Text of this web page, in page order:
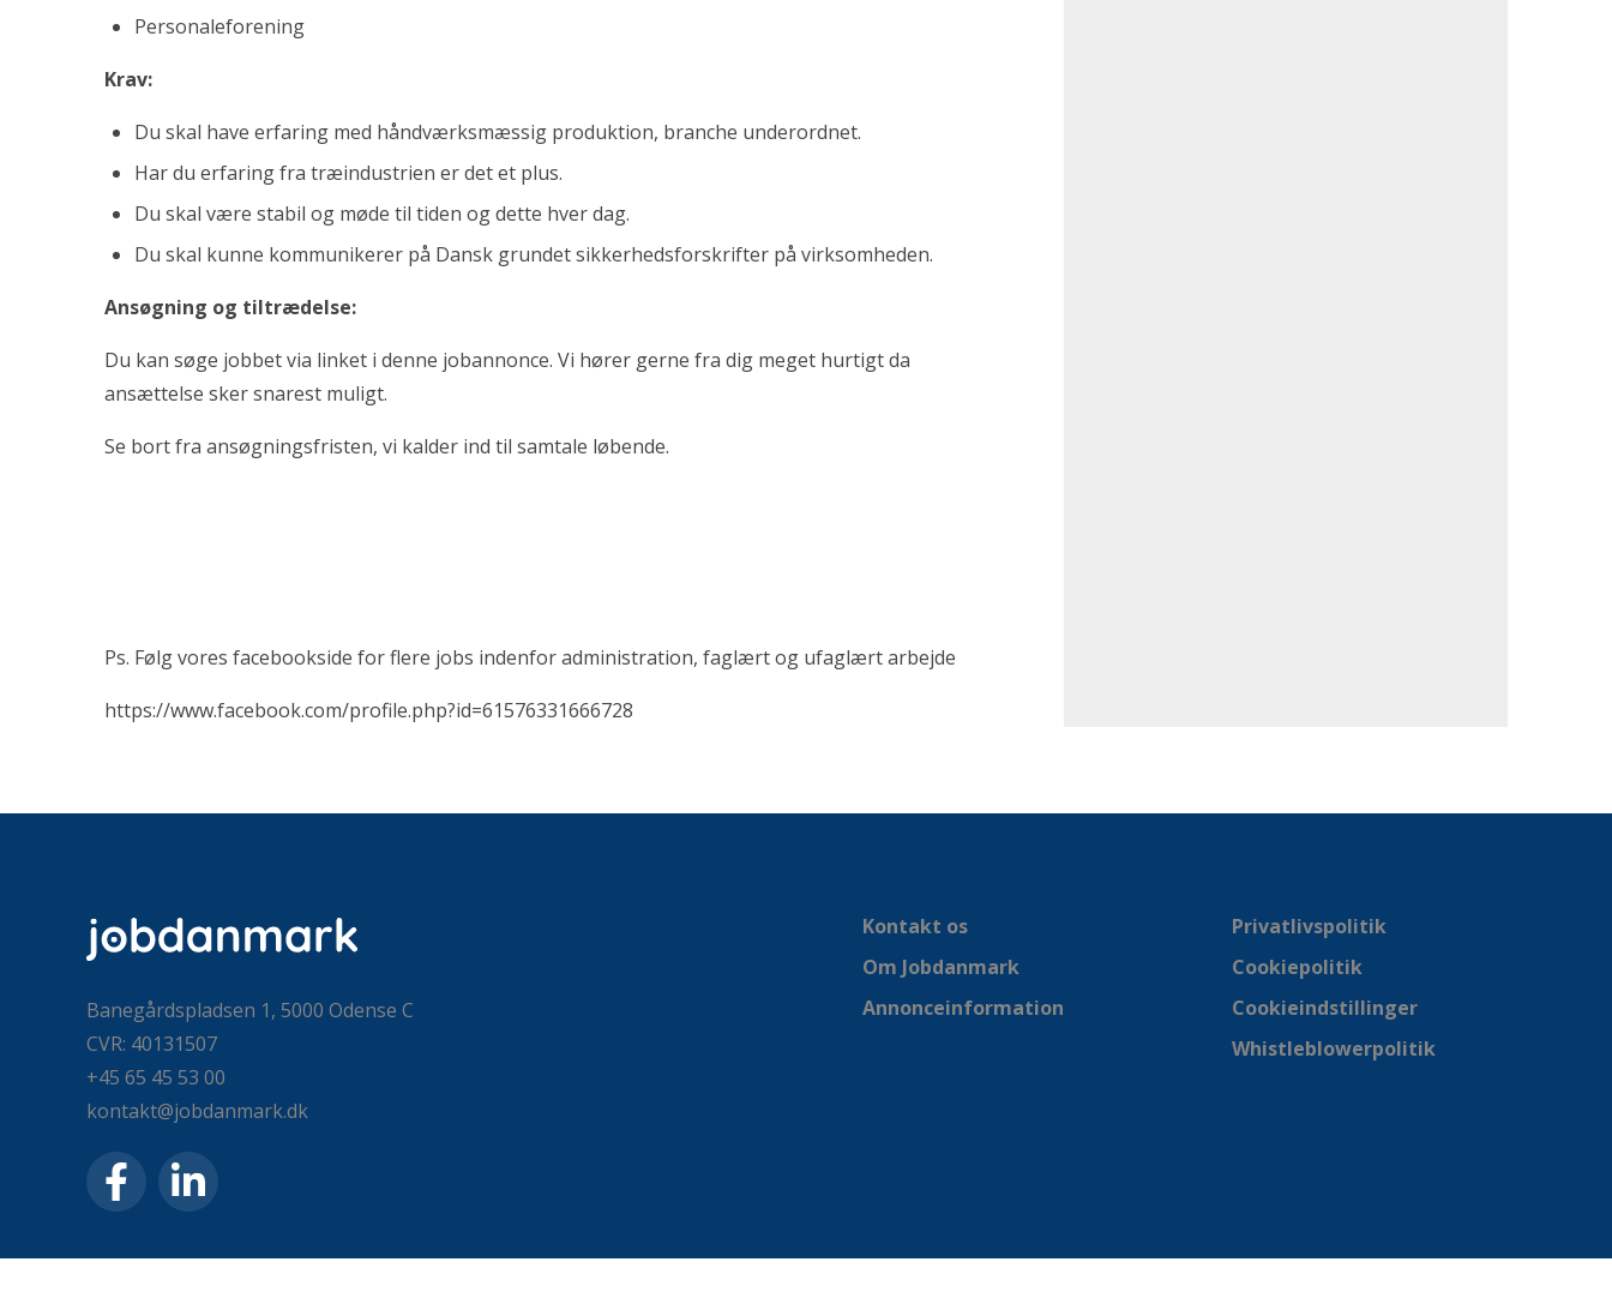
Personaleforening
Krav:
Du skal have erfaring med håndværksmæssig produktion, branche underordnet.
Har du erfaring fra træindustrien er det et plus.
Du skal være stabil og møde til tiden og dette hver dag.
Du skal kunne kommunikerer på Dansk grundet sikkerhedsforskrifter på virksomheden.
Ansøgning og tiltrædelse:
Du kan søge jobbet via linket i denne jobannonce. Vi hører gerne fra dig meget hurtigt da
ansættelse sker snarest muligt.
Se bort fra ansøgningsfristen, vi kalder ind til samtale løbende.
Ps. Følg vores facebookside for flere jobs indenfor administration, faglært og ufaglært arbejde
https://www.facebook.com/profile.php?id=61576331666728
Banegårdspladsen 1, 5000 Odense C
CVR: 40131507
+45 65 45 53 00
kontakt@jobdanmark.dk
Kontakt os
Om Jobdanmark
Annonceinformation
Privatlivspolitik
Cookiepolitik
Cookieindstillinger
Whistleblowerpolitik